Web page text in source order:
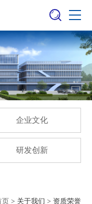
企业文化
研发创新
页 > 关于我们 > 资质荣誉